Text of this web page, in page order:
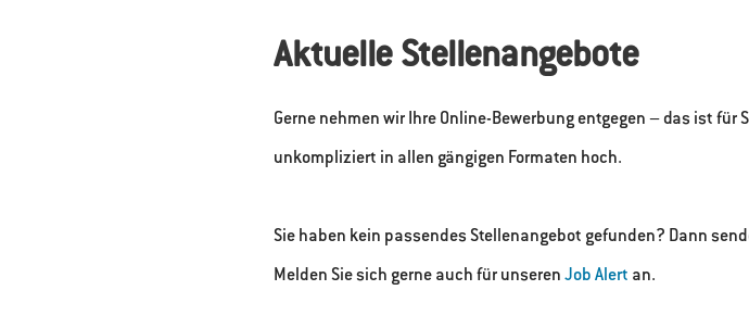
Aktuelle Stellenangebote
Gerne nehmen wir Ihre Online-Bewerbung entgegen – das ist für
unkompliziert in allen gängigen Formaten hoch.
Sie haben kein passendes Stellenangebot gefunden? Dann
Melden Sie sich gerne auch für unseren Job Alert an.